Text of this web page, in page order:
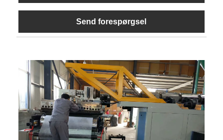
Send forespørgsel